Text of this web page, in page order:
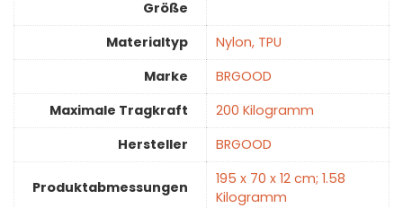
Größe
Materialtyp
‎Nylon, TPU
Marke
‎BRGOOD
Maximale Tragkraft
‎200 Kilogramm
Hersteller
‎BRGOOD
Produktabmessungen
‎195 x 70 x 12 cm; 1.58
Kilogramm